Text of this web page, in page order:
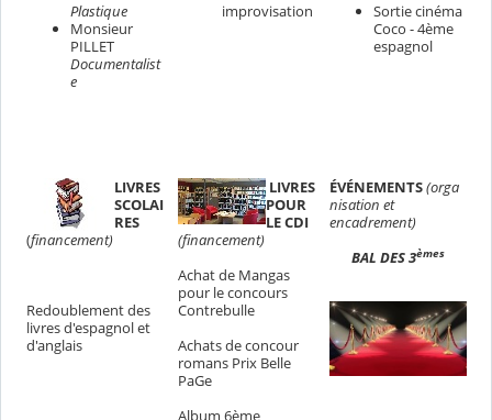
Plastique
Monsieur
PILLET
Documentalist
e
improvisation
Sortie cinéma
Coco - 4ème
espagnol
LIVRES
SCOLAI
RES
(financement)
Redoublement des
livres d'espagnol et
d'anglais
LIVRES
POUR
LE CDI
(financement)
Achat de Mangas
pour le concours
Contrebulle
Achats de concour
romans Prix Belle
PaGe
Album 6ème
ÉVÉNEMENTS(orga
nisation et
encadrement)
BAL DES 3èmes